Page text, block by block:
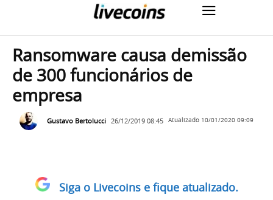
Ransomware causa demissão
de 300 funcionários de
empresa
Gustavo Bertolucci 26/12/2019 08:45 Atualizado 10/01/2020 09:09
Siga o Livecoins e fique atualizado.